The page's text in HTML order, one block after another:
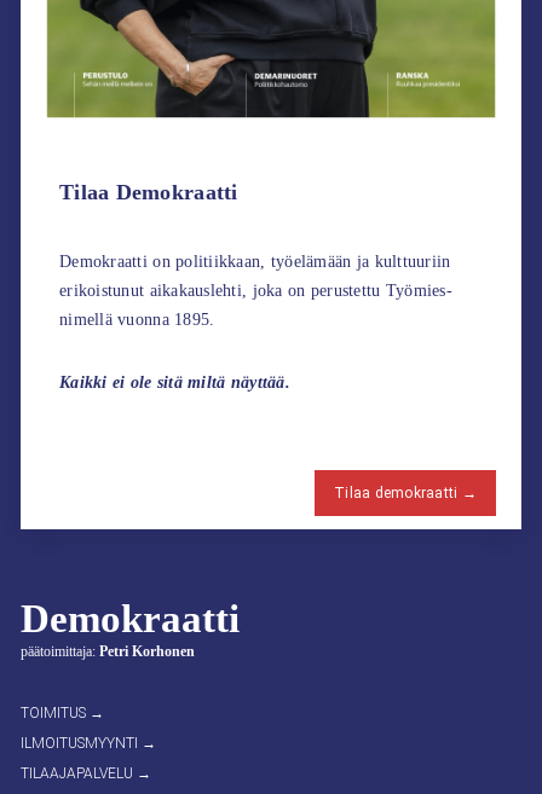
Demokraatti
päätoimittaja: Petri Korhonen
TOIMITUS →
ILMOITUSMYYNTI →
TILAAJAPALVELU →
Tilaa Demokraatti
Demokraatti on politiikkaan, työelämään ja kulttuuriin
erikoistunut aikakauslehti, joka on perustettu Työmies-
nimellä vuonna 1895.
Kaikki ei ole sitä miltä näyttää.
Tilaa demokraatti →